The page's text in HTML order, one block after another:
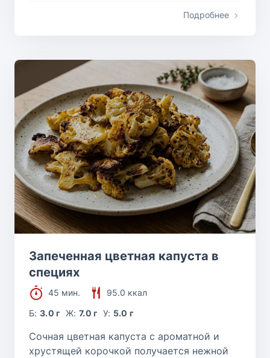
Подробнее
Запеченная цветная капуста в
специях
45 мин.
95.0 ккал
Б:3.0 г Ж: 7.0 г У: 5.0 г
Сочная цветная капуста с ароматной и
хрустящей корочкой получается нежной